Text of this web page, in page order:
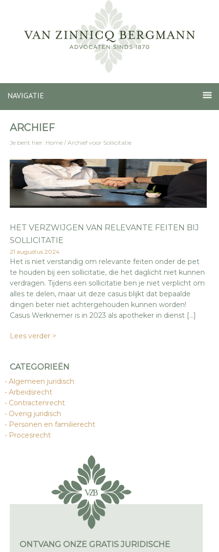
NAVIGATIE
ARCHIEF
Je bent hier: Home / Archief voor Sollicitatie
HET VERZWIJGEN VAN RELEVANTE FEITEN BIJ
SOLLICITATIE
21 augustus 2024
Het is niet verstandig om relevante feiten onder de pet
te houden bij een sollicitatie, die het daglicht niet kunnen
verdragen. Tijdens een sollicitatie ben je niet verplicht om
alles te delen, maar uit deze casus blijkt dat bepaalde
dingen beter niet achtergehouden kunnen worden!
Casus Werknemer is in 2023 als apotheker in dienst […]
Lees verder >
CATEGORIEËN
Algemeen juridisch
Arbeidsrecht
Contractenrecht
Overig juridisch
Personen en familierecht
Procesrecht
ONTVANG ONZE GRATIS JURIDISCHE